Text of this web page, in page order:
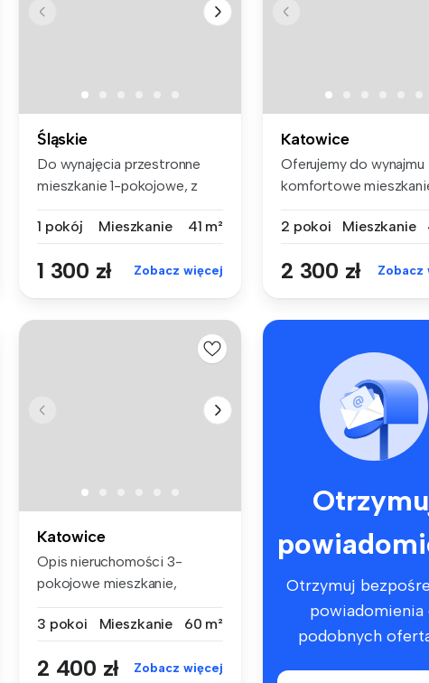
Śląskie
Do wynajęcia przestronne
mieszkanie 1-pokojowe, z
1 pokój
Mieszkanie 41 m²
1 300 zł Zobacz więcej
Katowice
Oferujemy do wynajmu
komfortowe
2 pokoi
Mieszkanie
2 300 zł Zobacz
Katowice
Opis nieruchomości 3-
pokojowe mieszkanie,
3 pokoi
Mieszkanie 60 m²
2 400 zł Zobacz więcej
Otrzymuj
powiadomienia
podobnych